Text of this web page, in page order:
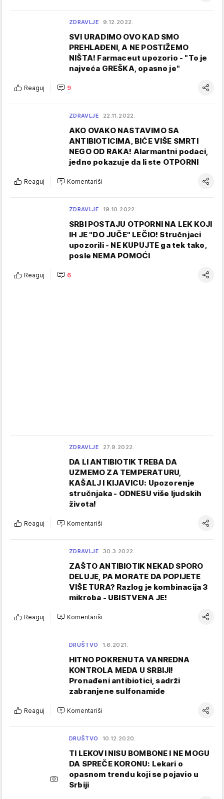
ZDRAVLJE 9.12.2022.
SVI URADIMO OVO KAD SMO
PREHLAĐENI, A NE POSTIŽEMO
NIŠTA! Farmaceut upozorio - "To je
najveća GREŠKA, opasno je"
Reaguj 9
ZDRAVLJE 22.11.2022.
AKO OVAKO NASTAVIMO SA
ANTIBIOTICIMA, BIĆE VIŠE SMRTI
NEGO OD RAKA! Alarmantni podaci,
jedno pokazuje da li ste OTPORNI
Reaguj Komentariši
ZDRAVLJE 19.10.2022.
SRBI POSTAJU OTPORNI NA LEK KOJI
IH JE "DO JUČE" LEČIO! Stručnjaci
upozorili - NE KUPUJTE ga tek tako,
posle NEMA POMOĆI
Reaguj 6
ZDRAVLJE 27.9.2022.
DA LI ANTIBIOTIK TREBA DA
UZMEMO ZA TEMPERATURU,
KAŠALJ I KIJAVICU: Upozorenje
stručnjaka - ODNESU više ljudskih
života!
Reaguj Komentariši
ZDRAVLJE 30.3.2022.
ZAŠTO ANTIBIOTIK NEKAD SPORO
DELUJE, PA MORATE DA POPIJETE
VIŠE TURA? Razlog je kombinacija 3
mikroba - UBISTVENA JE!
Reaguj Komentariši
DRUŠTVO 1.6.2021.
HITNO POKRENUTA VANREDNA
KONTROLA MEDA U SRBIJI!
Pronađeni antibiotici, sadrži
zabranjene sulfonamide
Reaguj Komentariši
DRUŠTVO 10.12.2020.
TI LEKOVI NISU BOMBONE I NE MOGU
DA SPREČE KORONU: Lekari o
opasnom trendu koji se pojavio u
Srbiji